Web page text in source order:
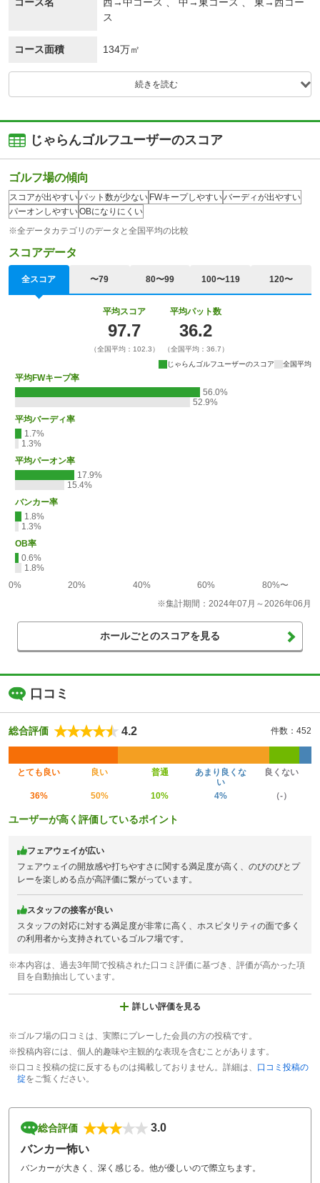
コース名
西→中コース 、 中→東コース 、 東→西コー
ス
コース面積 134万㎡
続きを読む
じゃらんゴルフユーザーのスコア
ゴルフ場の傾向
スコアが出やすいパット数が少ない FWキープしやすいバーディが出やすい
パーオンしやすいOBになりにくい
※全データカテゴリのデータと全国平均の比較
スコアデータ
全スコア 〜79 80〜99 100〜119 120〜
平均スコア
97.7
（全国平均：102.3）
平均パット数
36.2
（全国平均：36.7）
じゃらんゴルフユーザーのスコア
全国平均
平均FWキープ率
56.0%
52.9%
平均バーディ率
1.7%
1.3%
平均パーオン率
17.9%
15.4%
バンカー率
1.8%
1.3%
OB率
0.6%
1.8%
0%
20% 40% 60%
80%〜
※集計期間：2024年07月～2026年06月
ホールごとのスコアを見る
口コミ
総合評価 4.2 件数：452
とても良い 良い 普通
あまり良くな
い
良くない
36% 50% 10% 4% （-）
ユーザーが高く評価しているポイント
フェアウェイが広い
フェアウェイの開放感や打ちやすさに関する満足度が高く、のびのびとプ
レーを楽しめる点が高評価に繋がっています。
スタッフの接客が良い
スタッフの対応に対する満足度が非常に高く、ホスピタリティの面で多く
の利用者から支持されているゴルフ場です。
※本内容は、過去3年間で投稿された口コミ評価に基づき、評価が高かった項
目を自動抽出しています。
詳しい評価を見る
※ゴルフ場の口コミは、実際にプレーした会員の方の投稿です。
※投稿内容には、個人的趣味や主観的な表現を含むことがあります。
※口コミ投稿の掟に反するものは掲載しておりません。詳細は、 口コミ投稿の
掟をご覧ください。
総合評価
3.0
バンカー怖い
バンカーが大きく、深く感じる。他が優しいので際立ちます。